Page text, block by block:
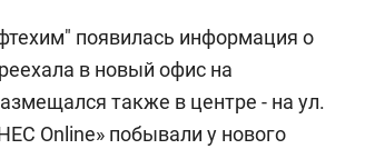
появилась информация о
в новый офис на
также в центре - на ул.
Online» побывали у нового